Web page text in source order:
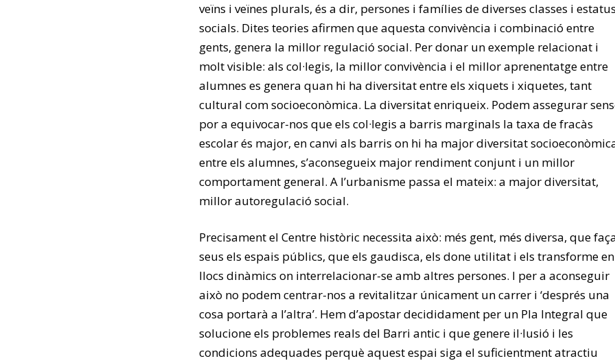
veïns i veïnes plurals, és a dir, persones i famílies de diverses classes i
socials. Dites teories afirmen que aquesta convivència i combinació entre
gents, genera la millor regulació social. Per donar un exemple relacionat i
molt visible: als col·legis, la millor convivència i el millor aprenentatge entre
alumnes es genera quan hi ha diversitat entre els xiquets i xiquetes, tant
cultural com socioeconòmica. La diversitat enriqueix. Podem assegurar
por a equivocar-nos que els col·legis a barris marginals la taxa de fracàs
escolar és major, en canvi als barris on hi ha major diversitat
entre els alumnes, s’aconsegueix major rendiment conjunt i un millor
comportament general. A l’urbanisme passa el mateix: a major diversitat,
millor autoregulació social.
Precisament el Centre històric necessita això: més gent, més diversa, que
seus els espais públics, que els gaudisca, els done utilitat i els transforme en
llocs dinàmics on interrelacionar-se amb altres persones. I per a aconseguir
això no podem centrar-nos a revitalitzar únicament un carrer i ‘després una
cosa portarà a l’altra’. Hem d’apostar decididament per un Pla Integral que
solucione els problemes reals del Barri antic i que genere il·lusió i les
condicions adequades perquè aquest espai siga el suficientment atractiu